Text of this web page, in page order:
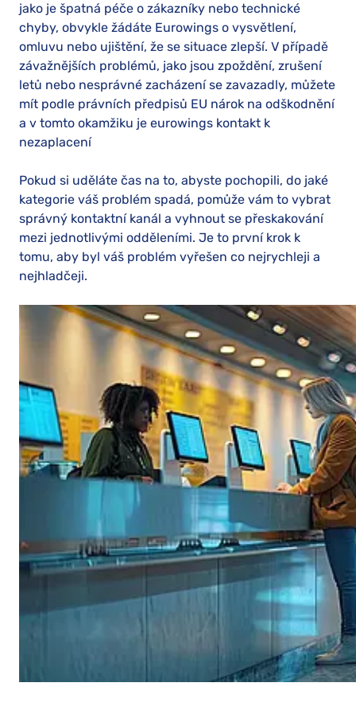
jako je špatná péče o zákazníky nebo technické
chyby, obvykle žádáte Eurowings o vysvětlení,
omluvu nebo ujištění, že se situace zlepší. V případě
závažnějších problémů, jako jsou zpoždění, zrušení
letů nebo nesprávné zacházení se zavazadly, můžete
mít podle právních předpisů EU nárok na odškodnění
a v tomto okamžiku je eurowings kontakt k
nezaplacení
Pokud si uděláte čas na to, abyste pochopili, do jaké
kategorie váš problém spadá, pomůže vám to vybrat
správný kontaktní kanál a vyhnout se přeskakování
mezi jednotlivými odděleními. Je to první krok k
tomu, aby byl váš problém vyřešen co nejrychleji a
nejhladčeji.